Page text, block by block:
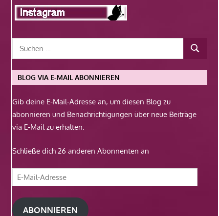
BLOG VIA E-MAIL ABONNIEREN
Gib deine E-Mail-Adresse an, um diesen Blog zu
abonnieren und Benachrichtigungen über neue Beiträge
via E-Mail zu erhalten.
Schließe dich 26 anderen Abonnenten an
E-
Mail-
Adresse
ABONNIEREN